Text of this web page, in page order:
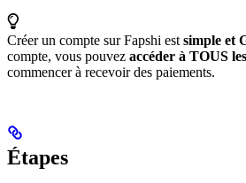
Créer un compte sur Fapshi estsimple et
compte, vous pouvez accéder à TOUS
commencer à recevoir des paiements.
Étapes